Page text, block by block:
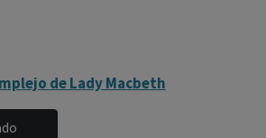
de Lady Macbeth